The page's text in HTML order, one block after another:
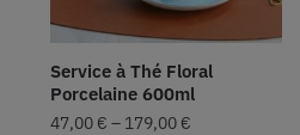
Service à Thé Floral
Porcelaine 600ml
47,00 € – 179,00 €